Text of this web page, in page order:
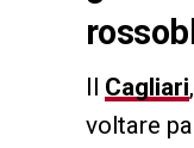
Il Cagliari
voltare